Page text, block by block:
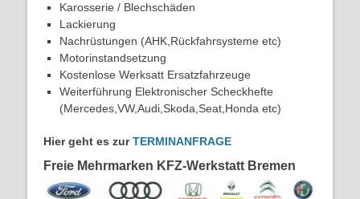
Karosserie / Blechschäden
Lackierung
Nachrüstungen (AHK,Rückfahrsysteme etc)
Motorinstandsetzung
Kostenlose Werksatt Ersatzfahrzeuge
Weiterführung Elektronischer Scheckhefte
(Mercedes,VW,Audi,Skoda,Seat,Honda etc)
Hier geht es zurTERMINANFRAGE
Freie Mehrmarken KFZ-Werkstatt Bremen